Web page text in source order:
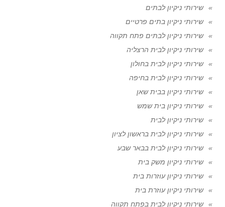
שירותי ניקיון לבתים
שירותי ניקיון בתים פרטיים
שירותי ניקיון לבתים פתח תקווה
שירותי ניקיון לבית הרצליה
שירותי ניקיון לבית בחולון
שירותי ניקיון לבית בחיפה
שירותי ניקיון בבית שאן
שירותי ניקיון בית שמש
שירותי ניקיון לבית
שירותי ניקיון לבית בראשון לציון
שירותי ניקיון לבית בבאר שבע
שירותי ניקיון משק בית
שירותי ניקיון עוזרות בית
שירותי ניקיון עוזרת בית
שירותי ניקיון לבית בפתח תקווה